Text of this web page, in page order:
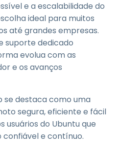
e a escalabilidade do
ideal para muitos
até grandes empresas.
suporte dedicado
evolua com as
e os avanços
se destaca como uma
segura, eficiente e fácil
usuários do Ubuntu que
e contínuo.